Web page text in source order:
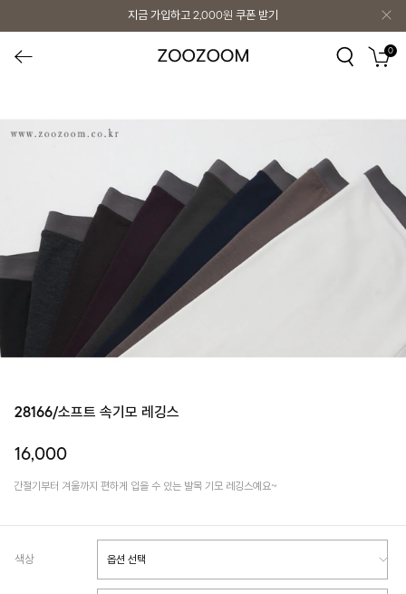
지금 가입하고 2,000원 쿠폰 받기
0
28166/소프트 속기모 레깅스
16,000
간절기부터 겨울까지 편하게 입을 수 있는 발목 기모 레깅스예요~
색상